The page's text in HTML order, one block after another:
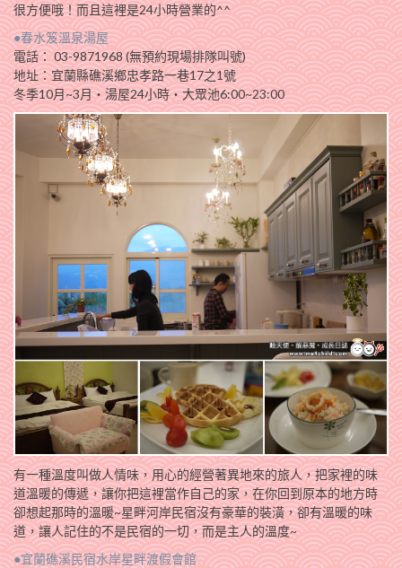
很方便哦！而且這裡是24小時營業的^^
●春水笈溫泉湯屋
電話： 03-9871968 (無預約現場排隊叫號)
地址：宜蘭縣礁溪鄉忠孝路一巷17之1號
冬季10月~3月‧湯屋24小時‧大眾池6:00~23:00
有一種溫度叫做人情味，用心的經營著異地來的旅人，把家裡的味
道溫暖的傳遞，讓你把這裡當作自己的家，在你回到原本的地方時
卻想起那時的溫暖~星畔河岸民宿沒有豪華的裝潢，卻有溫暖的味
道，讓人記住的不是民宿的一切，而是主人的溫度~
●宜蘭礁溪民宿水岸星畔渡假會館